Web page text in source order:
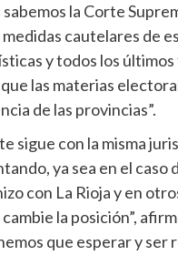
la Corte
cautelares de
y todos los
las materias
de las provincias”.
sigue con la misma
ya sea en el caso
con La Rioja y en
la posición”,
que esperar y ser